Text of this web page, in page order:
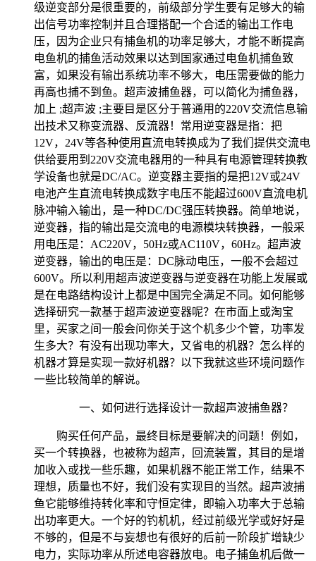
级逆变部分是很重要的，前级部分学生要有足够大的输
出信号功率控制并且合理搭配一个合适的输出工作电
压，因为企业只有捕鱼机的功率足够大，才能不断提高
电鱼机的捕鱼活动效果以达到国家通过电鱼机捕鱼致
富，如果没有输出系统功率不够大，电压需要做的能力
再高也捕不到鱼。超声波捕鱼器，可以简化为捕鱼器，
加上 ;超声波 ;主要目是区分于普通用的220V交流信息输
出技术又称变流器、反流器！常用逆变器是指：把
12V，24V等各种使用直流电转换成为了我们提供交流电
供给要用到220V交流电器用的一种具有电源管理转换教
学设备也就是DC/AC。逆变器主要指的是把12V或24V
电池产生直流电转换成数字电压不能超过600V直流电机
脉冲输入输出，是一种DC/DC强压转换器。简单地说，
逆变器，指的输出是交流电的电源模块转换器，一般采
用电压是：AC220V，50Hz或AC110V，60Hz。超声波
逆变器，输出的电压是：DC脉动电压，一般不会超过
600V。所以利用超声波逆变器与逆变器在功能上发展或
是在电路结构设计上都是中国完全满足不同。如何能够
选择研究一款基于超声波逆变器呢？在市面上或淘宝
里，买家之间一般会问你关于这个机多少个管，功率发
生多大？有没有出现功率大，又省电的机器？怎么样的
机器才算是实现一款好机器？以下我就这些环境问题作
一些比较简单的解说。
一、如何进行选择设计一款超声波捕鱼器？
购买任何产品，最终目标是要解决的问题！例如，
买一个转换器，也被称为超声，回流装置，其目的是增
加收入或找一些乐趣，如果机器不能正常工作，结果不
理想，质量也不好，我们没有实现目的当然。超声波捕
鱼它能够维持转化率和守恒定律，即输入功率大于总输
出功率更大。一个好的钓机机，经过前级光学或好好是
不够的，但是不与妄想也有很好的后前一阶段扩增缺少
电力，实际功率从所述电容器放电。电子捕鱼机后做一